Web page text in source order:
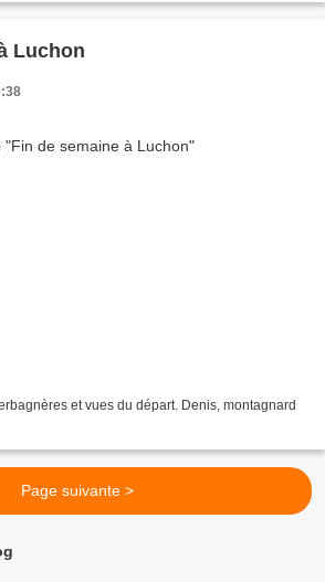
Luchon
et vues du départ. Denis, montagnard
Page suivante >